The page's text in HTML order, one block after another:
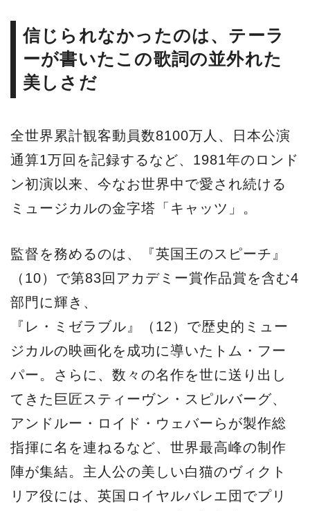
信じられなかったのは、テーラ
ーが書いたこの歌詞の並外れた
美しさだ
全世界累計観客動員数8100万人、日本公演
通算1万回を記録するなど、1981年のロンド
ン初演以来、今なお世界中で愛され続ける
ミュージカルの金字塔「キャッツ」。
監督を務めるのは、『英国王のスピーチ』
（10）で第83回アカデミー賞作品賞を含む4
部門に輝き、
『レ・ミゼラブル』（12）で歴史的ミュー
ジカルの映画化を成功に導いたトム・フー
パー。さらに、数々の名作を世に送り出し
てきた巨匠スティーヴン・スピルバーグ、
アンドルー・ロイド・ウェバーらが製作総
指揮に名を連ねるなど、世界最高峰の制作
陣が集結。主人公の美しい白猫のヴィクト
リア役には、英国ロイヤルバレエ団でプリ